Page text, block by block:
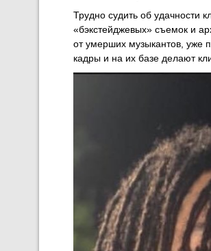
Трудно судить об удачности
«бэкстейджевых» съемок и
от умерших музыкантов, уже
кадры и на их базе делают